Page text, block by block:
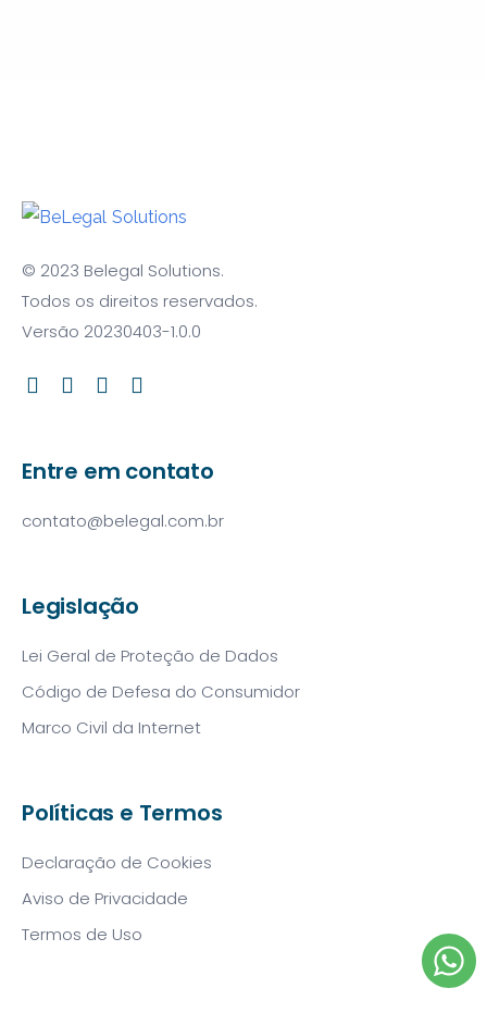
© 2023 Belegal Solutions.
Todos os direitos reservados.
Versão 20230403-1.0.0
Entre em contato
contato@belegal.com.br
Legislação
Lei Geral de Proteção de Dados
Código de Defesa do Consumidor
Marco Civil da Internet
Políticas e Termos
Declaração de Cookies
Aviso de Privacidade
Termos de Uso